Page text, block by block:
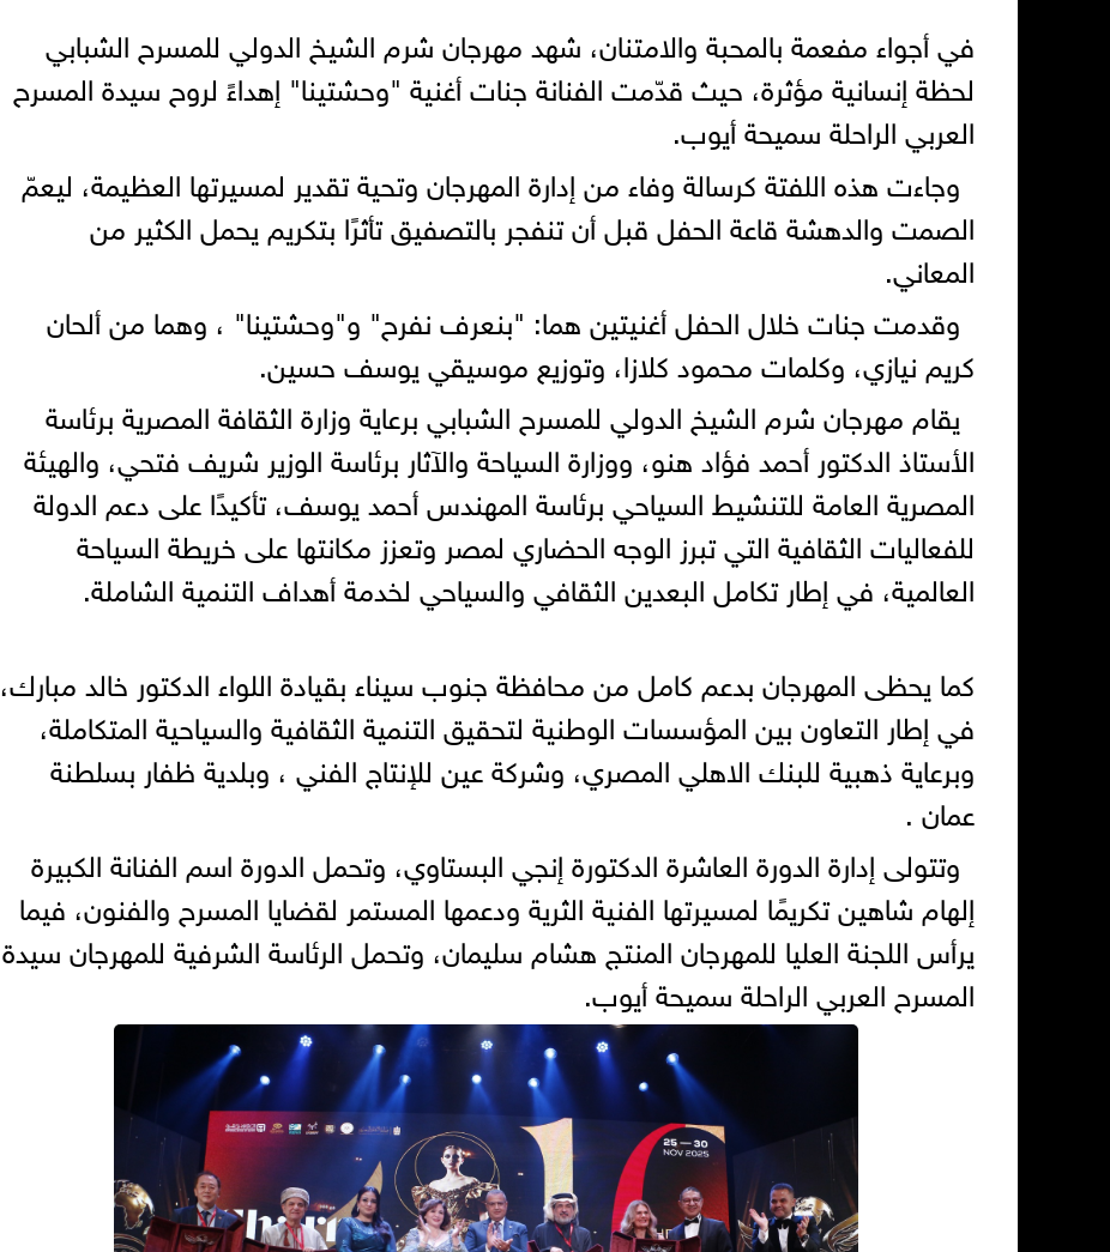
في أجواء مفعمة بالمحبة والامتنان، شهد مهرجان شرم الشيخ الدولي للمسرح الشبابي
لحظة إنسانية مؤثرة، حيث قدّمت الفنانة جنات أغنية "وحشتينا" إهداءً لروح سيدة المسرح
العربي الراحلة سميحة أيوب.
وجاءت هذه اللفتة كرسالة وفاء من إدارة المهرجان وتحية تقدير لمسيرتها العظيمة، ليعمّ
الصمت والدهشة قاعة الحفل قبل أن تنفجر بالتصفيق تأثرًا بتكريم يحمل الكثير من
المعاني.
وقدمت جنات خلال الحفل أغنيتين هما: "بنعرف نفرح" و"وحشتينا" ، وهما من ألحان
كريم نيازي، وكلمات محمود كلازا، وتوزيع موسيقي يوسف حسين.
يقام مهرجان شرم الشيخ الدولي للمسرح الشبابي برعاية وزارة الثقافة المصرية برئاسة
الأستاذ الدكتور أحمد فؤاد هنو، ووزارة السياحة والآثار برئاسة الوزير شريف فتحي، والهيئة
المصرية العامة للتنشيط السياحي برئاسة المهندس أحمد يوسف، تأكيدًا على دعم الدولة
للفعاليات الثقافية التي تبرز الوجه الحضاري لمصر وتعزز مكانتها على خريطة السياحة
العالمية، في إطار تكامل البعدين الثقافي والسياحي لخدمة أهداف التنمية الشاملة.
كما يحظى المهرجان بدعم كامل من محافظة جنوب سيناء بقيادة اللواء الدكتور خالد مبارك،
في إطار التعاون بين المؤسسات الوطنية لتحقيق التنمية الثقافية والسياحية المتكاملة،
وبرعاية ذهبية للبنك الاهلي المصري، وشركة عين للإنتاج الفني ، وبلدية ظفار بسلطنة
عمان .
وتتولى إدارة الدورة العاشرة الدكتورة إنجي البستاوي، وتحمل الدورة اسم الفنانة الكبيرة
إلهام شاهين تكريمًا لمسيرتها الفنية الثرية ودعمها المستمر لقضايا المسرح والفنون، فيما
يرأس اللجنة العليا للمهرجان المنتج هشام سليمان، وتحمل الرئاسة الشرفية للمهرجان سيدة
المسرح العربي الراحلة سميحة أيوب.